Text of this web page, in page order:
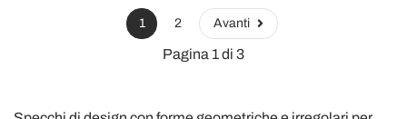
1 2 Avanti
Pagina 1 di 3